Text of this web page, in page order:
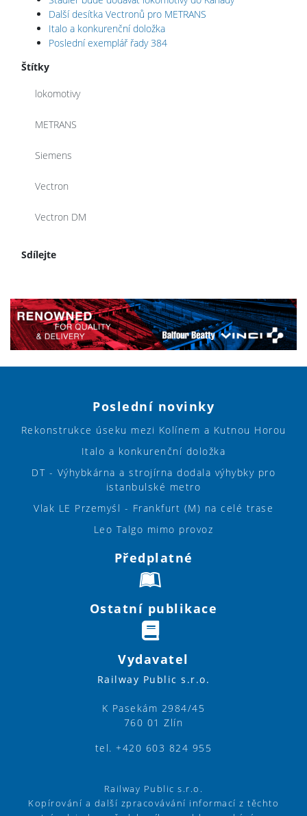
Další desítka Vectronů pro METRANS
Italo a konkurenční doložka
Poslední exemplář řady 384
Štítky
lokomotivy
METRANS
Siemens
Vectron
Vectron DM
Sdílejte
Poslední novinky
Rekonstrukce úseku mezi Kolínem a Kutnou Horou
Italo a konkurenční doložka
DT - Výhybkárna a strojírna dodala výhybky pro
istanbulské metro
Vlak LE Przemyśl - Frankfurt (M) na celé trase
Leo Talgo mimo provoz
Předplatné
Ostatní publikace
Vydavatel
Railway Public s.r.o.
K Pasekám 2984/45
760 01 Zlín
tel. +420 603 824 955
Railway Public s.r.o.
Kopírování a další zpracovávání informací z těchto